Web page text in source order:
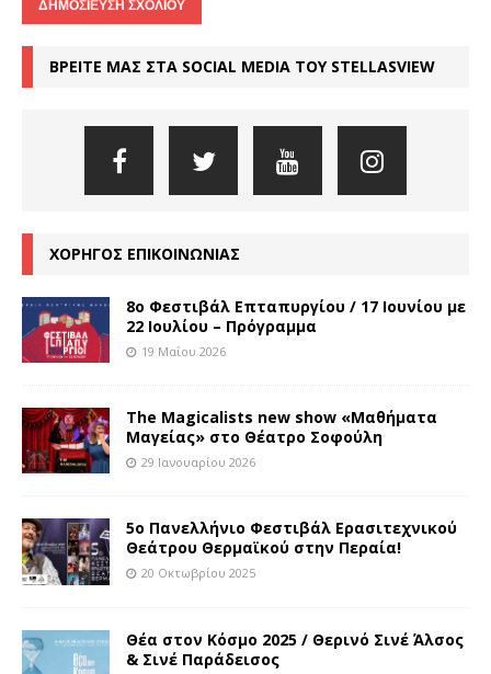
ΒΡΕΙΤΕ ΜΑΣ ΣΤΑ SOCIAL MEDIA ΤΟΥ STELLASVIEW
ΧΟΡΗΓΟΣ ΕΠΙΚΟΙΝΩΝΙΑΣ
8o Φεστιβάλ Επταπυργίου / 17 Ιουνίου με
22 Ιουλίου – Πρόγραμμα
19 Μαΐου 2026
The Magicalists new show «Μαθήματα
Μαγείας» στο Θέατρο Σοφούλη
29 Ιανουαρίου 2026
5ο Πανελλήνιο Φεστιβάλ Ερασιτεχνικού
Θεάτρου Θερμαϊκού στην Περαία!
20 Οκτωβρίου 2025
Θέα στον Κόσμο 2025 / Θερινό Σινέ Άλσος
& Σινέ Παράδεισος